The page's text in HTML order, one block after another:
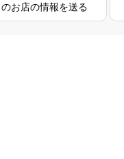
のお店の情報を送る